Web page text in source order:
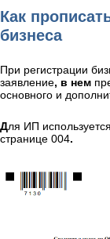
Как
бизнеса
При регистрации
заявление, в нем
основного и
Для ИП
странице 004.